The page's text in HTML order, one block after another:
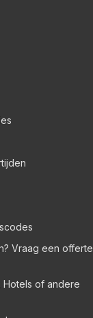
Vraag een offerte
Hotels of andere